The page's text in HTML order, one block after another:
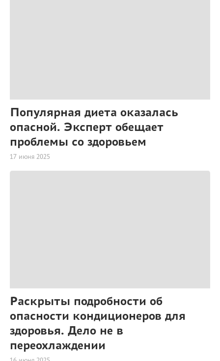
Популярная диета оказалась
опасной. Эксперт обещает
проблемы со здоровьем
17 июня 2025
Раскрыты подробности об
опасности кондиционеров для
здоровья. Дело не в
переохлаждении